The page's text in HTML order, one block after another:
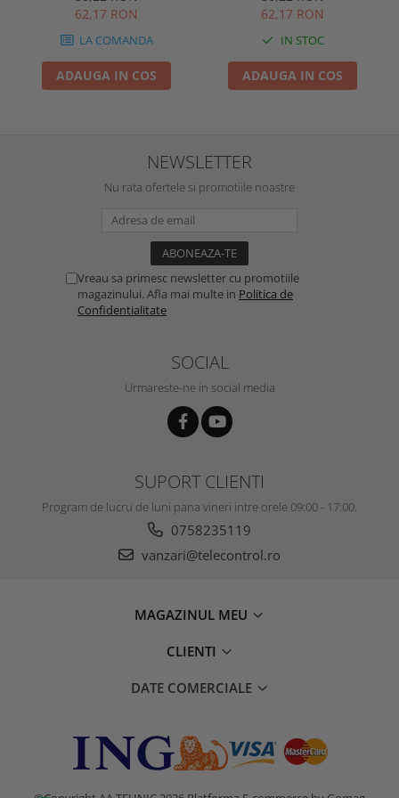
VELLA sau Orion Intelight
62,17 RON
LA COMANDA
ADAUGA IN COS
VELLA sau Orion Intelight
62,17 RON
IN STOC
ADAUGA IN COS
NEWSLETTER
Nu rata ofertele si promotiile noastre
Vreau sa primesc newsletter cu promotiile
magazinului. Afla mai multe in Politica de
Confidentialitate
SOCIAL
Urmareste-ne in social media
SUPORT CLIENTI
Program de lucru de luni pana vineri intre orele 09:00 - 17:00.
0758235119
vanzari@telecontrol.ro
MAGAZINUL MEU
CLIENTI
DATE COMERCIALE